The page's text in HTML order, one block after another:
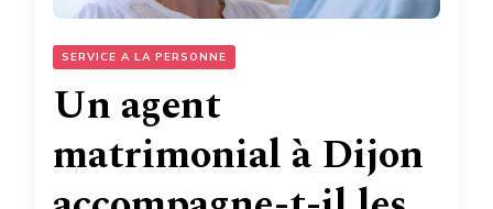
SERVICE A LA PERSONNE
Un agent
matrimonial à Dijon